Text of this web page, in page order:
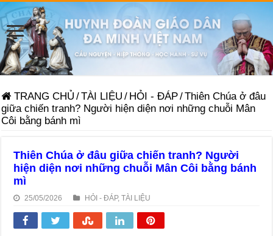
TRANG CHỦ /TÀI LIỆU / HỎI - ĐÁP/Thiên Chúa ở đâu
giữa chiến tranh? Người hiện diện nơi những chuỗi Mân
Côi bằng bánh mì
Thiên Chúa ở đâu giữa chiến tranh? Người
hiện diện nơi những chuỗi Mân Côi bằng bánh
mì
25/05/2026 HỎI - ĐÁP,TÀI LIỆU